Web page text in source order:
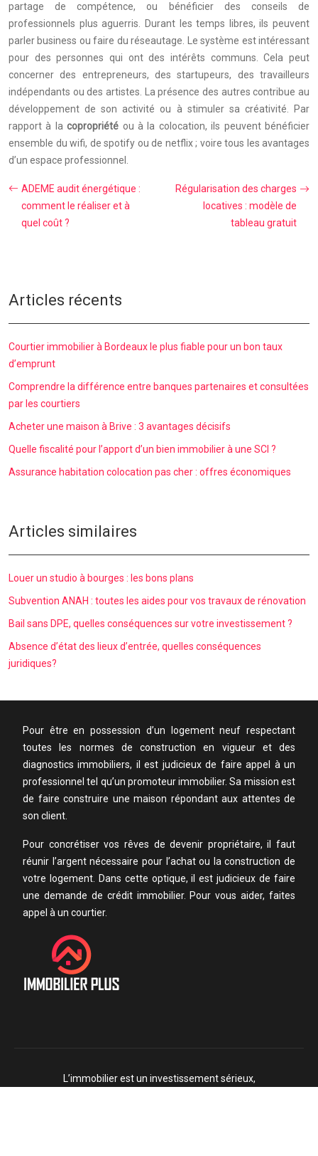
partage de compétence, ou bénéficier des conseils de
professionnels plus aguerris. Durant les temps libres, ils peuvent
parler business ou faire du réseautage. Le système est intéressant
pour des personnes qui ont des intérêts communs. Cela peut
concerner des entrepreneurs, des startupeurs, des travailleurs
indépendants ou des artistes. La présence des autres contribue au
développement de son activité ou à stimuler sa créativité. Par
rapport à lacopropriété ou à la colocation, ils peuvent bénéficier
ensemble du wifi, de spotify ou de netflix ; voire tous les avantages
d’un espace professionnel.
ADEME audit énergétique :
comment le réaliser et à
quel coût ?
Régularisation des charges
locatives : modèle de
tableau gratuit
Articles récents
Courtier immobilier à Bordeaux le plus fiable pour un bon taux
d’emprunt
Comprendre la différence entre banques partenaires et consultées
par les courtiers
Acheter une maison à Brive : 3 avantages décisifs
Quelle fiscalité pour l’apport d’un bien immobilier à une SCI ?
Assurance habitation colocation pas cher : offres économiques
Articles similaires
Louer un studio à bourges : les bons plans
Subvention ANAH : toutes les aides pour vos travaux de rénovation
Bail sans DPE, quelles conséquences sur votre investissement ?
Absence d’état des lieux d’entrée, quelles conséquences
juridiques?
Pour être en possession d’un logement neuf respectant
toutes les normes de construction en vigueur et des
diagnostics immobiliers, il est judicieux de faire appel à un
professionnel tel qu’un promoteur immobilier. Sa mission est
de faire construire une maison répondant aux attentes de
son client.
Pour concrétiser vos rêves de devenir propriétaire, il faut
réunir l’argent nécessaire pour l’achat ou la construction de
votre logement. Dans cette optique, il est judicieux de faire
une demande de crédit immobilier. Pour vous aider, faites
appel à un courtier.
L’immobilier est un investissement sérieux,